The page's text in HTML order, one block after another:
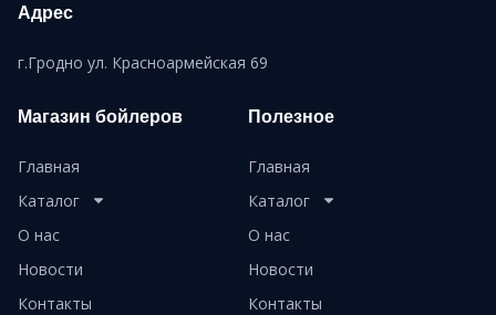
Адрес
г.Гродно ул. Красноармейская 69
Магазин бойлеров
Главная
Каталог
О нас
Новости
Контакты
Полезное
Главная
Каталог
О нас
Новости
Контакты